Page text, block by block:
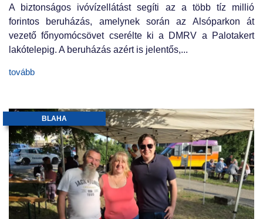
A biztonságos ivóvízellátást segíti az a több tíz millió
forintos beruházás, amelynek során az Alsóparkon át
vezető főnyomócsövet cserélte ki a DMRV a Palotakert
lakótelepig. A beruházás azért is jelentős,...
tovább
BLAHA